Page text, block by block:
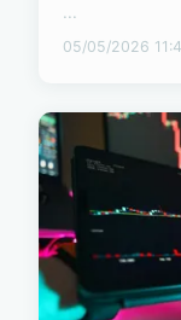
...
05/05/2026